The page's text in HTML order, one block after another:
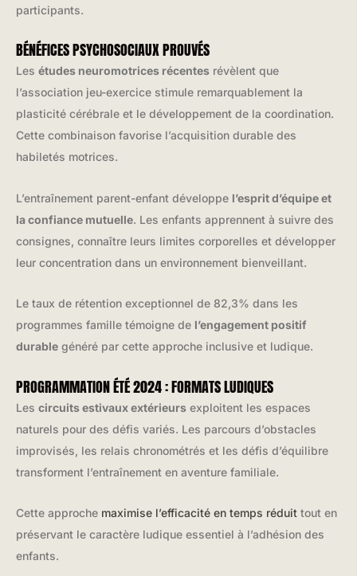
participants.
BÉNÉFICES PSYCHOSOCIAUX PROUVÉS
Les études neuromotrices récentes révèlent que
l’association jeu-exercice stimule remarquablement la
plasticité cérébrale et le développement de la coordination.
Cette combinaison favorise l’acquisition durable des
habiletés motrices.
L’entraînement parent-enfant développe l’esprit d’équipe et
la confiance mutuelle. Les enfants apprennent à suivre des
consignes, connaître leurs limites corporelles et développer
leur concentration dans un environnement bienveillant.
Le taux de rétention exceptionnel de 82,3% dans les
programmes famille témoigne de l’engagement positif
durable généré par cette approche inclusive et ludique.
PROGRAMMATION ÉTÉ 2024 : FORMATS LUDIQUES
Les circuits estivaux extérieurs exploitent les espaces
naturels pour des défis variés. Les parcours d’obstacles
improvisés, les relais chronométrés et les défis d’équilibre
transforment l’entraînement en aventure familiale.
Cette approche maximise l’efficacité en temps réduit tout en
préservant le caractère ludique essentiel à l’adhésion des
enfants.